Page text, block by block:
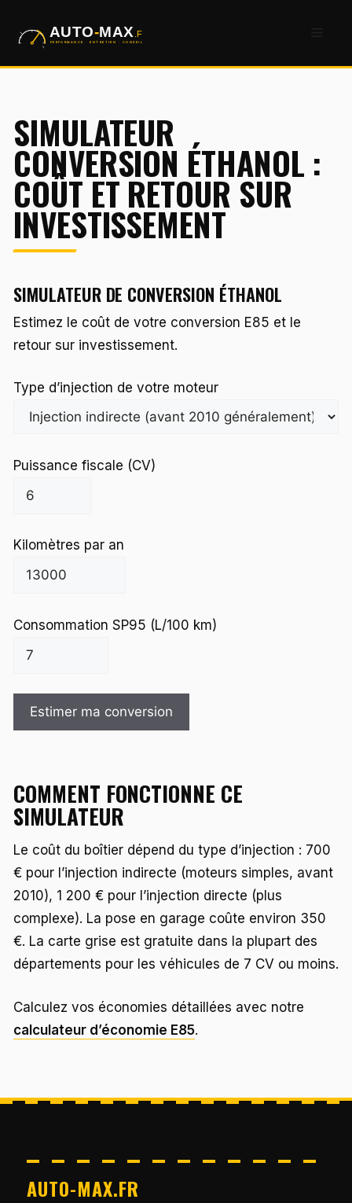
SIMULATEUR
CONVERSION ÉTHANOL :
COÛT ET RETOUR SUR
INVESTISSEMENT
SIMULATEUR DE CONVERSION ÉTHANOL
Estimez le coût de votre conversion E85 et le
retour sur investissement.
Type d’injection de votre moteur
Puissance fiscale (CV)
Kilomètres par an
Consommation SP95 (L/100 km)
Estimer ma conversion
COMMENT FONCTIONNE CE
SIMULATEUR
Le coût du boîtier dépend du type d’injection : 700
€ pour l’injection indirecte (moteurs simples, avant
2010), 1 200 € pour l’injection directe (plus
complexe). La pose en garage coûte environ 350
€. La carte grise est gratuite dans la plupart des
départements pour les véhicules de 7 CV ou moins.
Calculez vos économies détaillées avec notre
calculateur d’économie E85.
AUTO-MAX.FR